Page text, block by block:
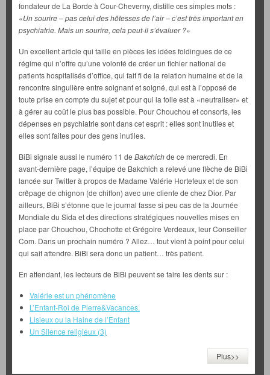
fondateur de La Borde à Cour-Cheverny, distille ces simples mots :
«Un sourire – pas celui des hôtesses de l’air – c’est très important en
psychiatrie. Mais un sourire, cela peut-il s’évaluer ?»
Un excellent article qui taille en pièces les idées foldingues de ce
régime qui n’offre qu’une volonté de créer un fichier national de
patients hospitalisés d’office, qui fait fi de la relation humaine et de la
rencontre singulière entre soignant et soigné, qui est à l’opposé de
toute prise en compte du sujet et pour qui la folie est à «neutraliser» et
à gérer au coût le plus bas possible. Pour Chouchou et consorts, les
dépenses en psychiatrie sont dans cet esprit : elles sont inutiles et
elles sont faites pour des gens inutiles.
BiBi signale aussi le numéro 11 de Bakchichde ce mercredi. En
avant-dernière page, l’équipe de Bakchich a relevé une flèche de BiBi
lancée sur Twitter à propos de Madame Valérie Hortefeux et de son
crêpage de chignon (de chiffon) avec une cliente de chez Dior. Par
ailleurs, BiBi s’étonne que le journal fasse si peu cas de la Journée
Mondiale du Sida et des directions stratégiques nouvelles mises en
place par Chouchou, Chochotte et Grégoire Verdeaux, leur Conseiller
Com. Dans un prochain numéro ? Allez… tout vient à point pour celui
qui sait attendre. BiBi sera donc un patient… très patient.
En attendant, les lecteurs de BiBi peuvent se faire les dents sur :
Valérie est un phénomène
L’Enfant-Roi de Pierre&Vacances.
Lisieux ou la Haine de l’Enfant
Un Silence religieux (3)
Plus>>